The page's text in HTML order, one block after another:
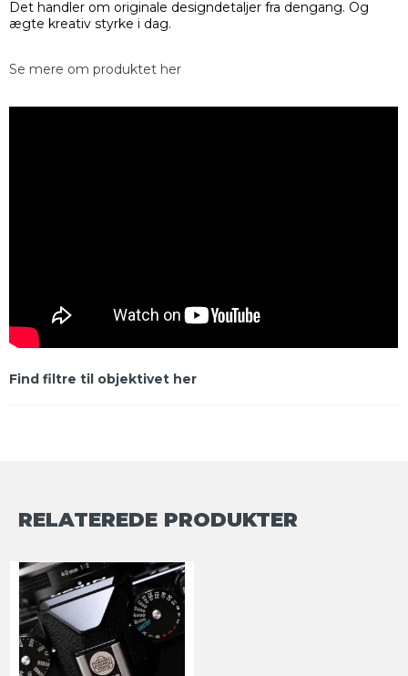
Det handler om originale designdetaljer fra dengang. Og
ægte kreativ styrke i dag.
Se mere om produktet her
Find filtre til objektivet her
RELATEREDE PRODUKTER